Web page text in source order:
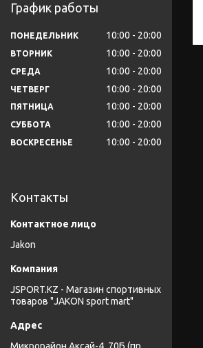
График работы
ПОНЕДЕЛЬНИК 10:00 20:00
ВТОРНИК 10:00 20:00
СРЕДА 10:00 20:00
ЧЕТВЕРГ 10:00 20:00
ПЯТНИЦА 10:00 20:00
СУББОТА 10:00 20:00
ВОСКРЕСЕНЬЕ 10:00 20:00
Контакты
Jakon
JSPORT.KZ - Магазин спортивных
товаров "JAKON sport mart"